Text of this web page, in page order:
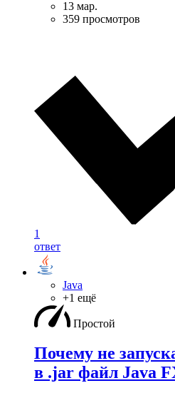
13 мар.
359 просмотров
1
ответ
Java
+1 ещё
Простой
Почему не
в .jar файл Java